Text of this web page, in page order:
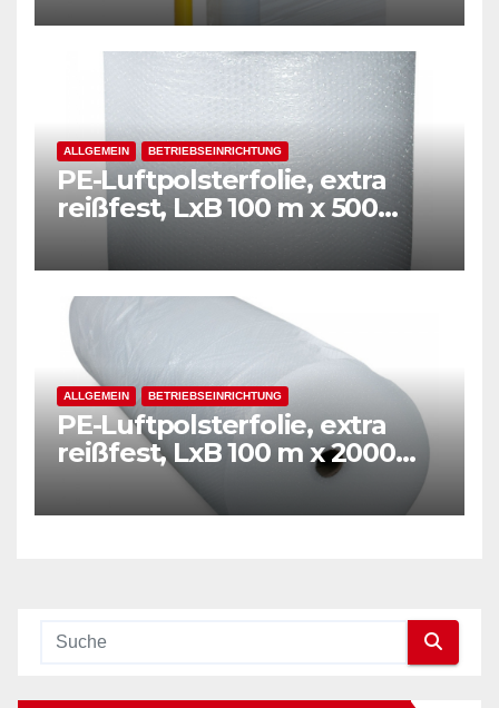
ALLGEMEIN BETRIEBSEINRICHTUNG
PE-Luftpolsterfolie, extra
reißfest, LxB 100 m x 500
mm, Stärke 50 mµ, 2-Schicht-
Folie, transparent
ALLGEMEIN BETRIEBSEINRICHTUNG
PE-Luftpolsterfolie, extra
reißfest, LxB 100 m x 2000
mm, Stärke 50 mµ, 2-Schicht-
Folie, transparent